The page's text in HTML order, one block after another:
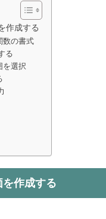
作成する
数の書式
る
を選択
作成する